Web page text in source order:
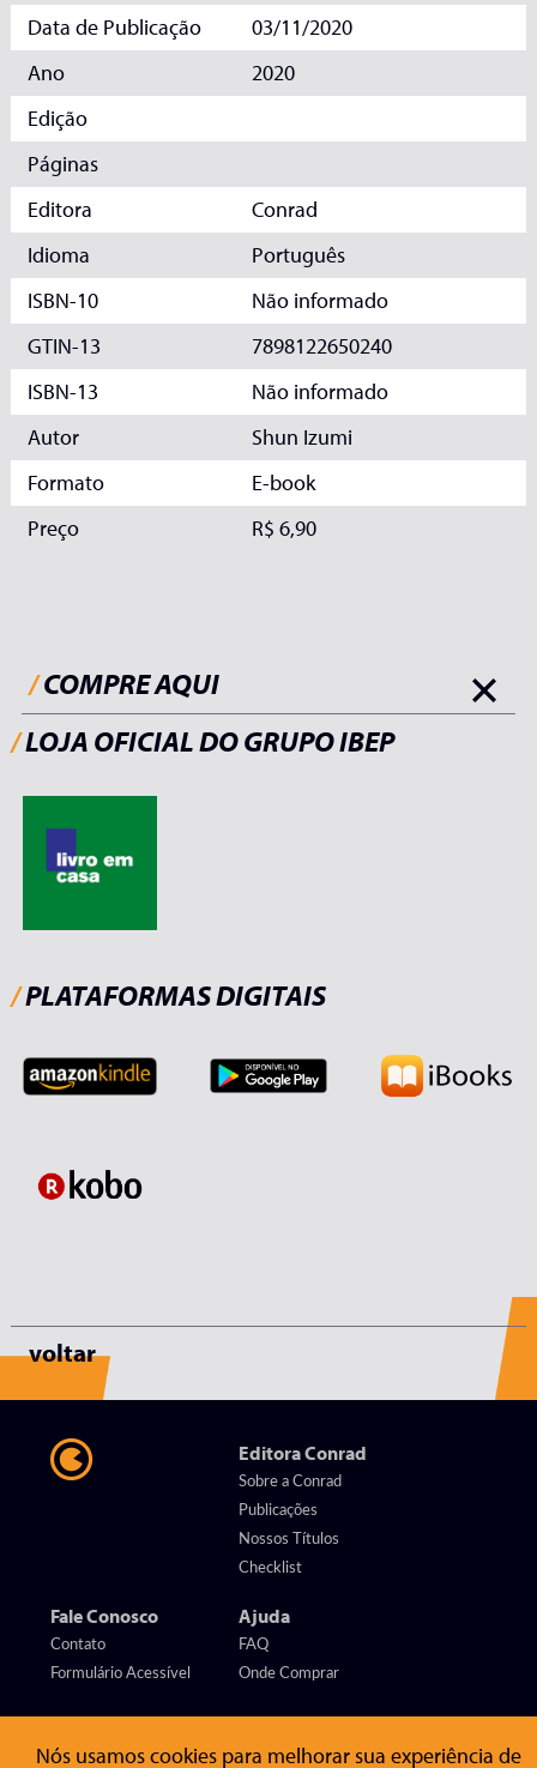
Data de Publicação
03/11/2020
Ano
2020
Edição
Páginas
Editora
Conrad
Idioma
Português
ISBN-10
Não informado
GTIN-13
7898122650240
ISBN-13
Não informado
Autor
Shun Izumi
Formato
E-book
Preço
R$ 6,90
/COMPRE AQUI
/LOJA OFICIAL DO GRUPO IBEP
/PLATAFORMAS DIGITAIS
voltar
Editora Conrad
Sobre a Conrad
Publicações
Nossos Títulos
Checklist
Fale Conosco
Contato
Formulário Acessível
Ajuda
FAQ
Onde Comprar
Siga-nos nas redes sociais:
Nós usamos cookies para melhorar sua experiência de